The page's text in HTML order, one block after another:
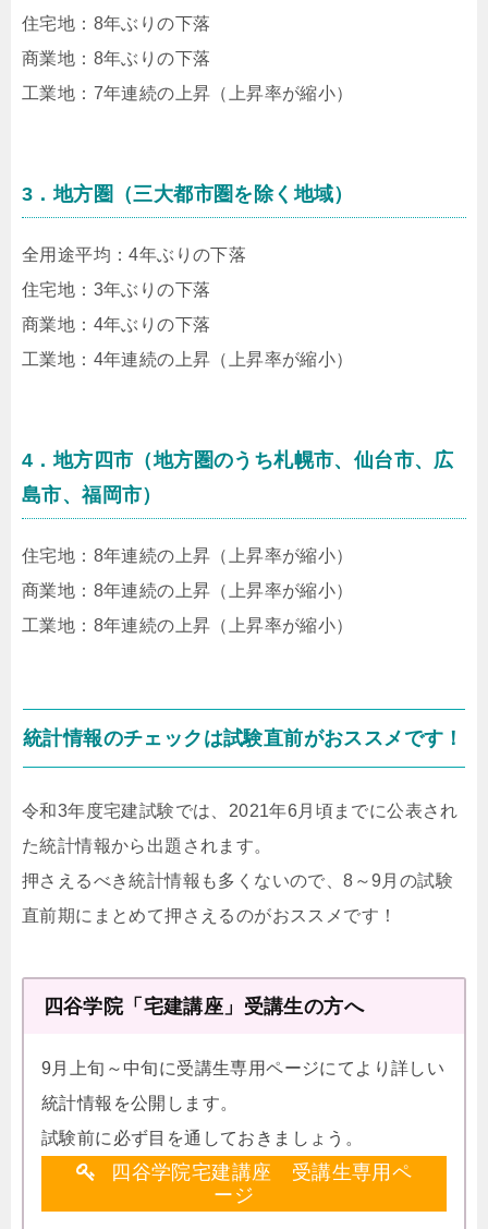
住宅地：8年ぶりの下落
商業地：8年ぶりの下落
工業地：7年連続の上昇（上昇率が縮小）
3．地方圏（三大都市圏を除く地域）
全用途平均：4年ぶりの下落
住宅地：3年ぶりの下落
商業地：4年ぶりの下落
工業地：4年連続の上昇（上昇率が縮小）
4．地方四市（地方圏のうち札幌市、仙台市、広
島市、福岡市）
住宅地：8年連続の上昇（上昇率が縮小）
商業地：8年連続の上昇（上昇率が縮小）
工業地：8年連続の上昇（上昇率が縮小）
統計情報のチェックは試験直前がおススメです！
令和3年度宅建試験では、2021年6月頃までに公表され
た統計情報から出題されます。
押さえるべき統計情報も多くないので、8～9月の試験
直前期にまとめて押さえるのがおススメです！
四谷学院「宅建講座」受講生の方へ
9月上旬～中旬に受講生専用ページにてより詳しい
統計情報を公開します。
試験前に必ず目を通しておきましょう。
四谷学院宅建講座 受講生専用ペ
ージ